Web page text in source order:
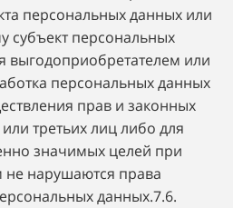
персональных данных или
субъект персональных
выгодоприобретателем или
персональных данных
прав и законных
третьих лиц либо для
значимых целей при
не нарушаются права
данных.7.6.